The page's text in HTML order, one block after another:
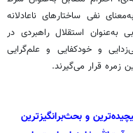
نفی ساختارهای ناعادلانه
استقلال راهبردی در
و خودکفایی و علم‌گرایی
زمره قرار می‌گیرند.
و بحث‌برانگیزترین